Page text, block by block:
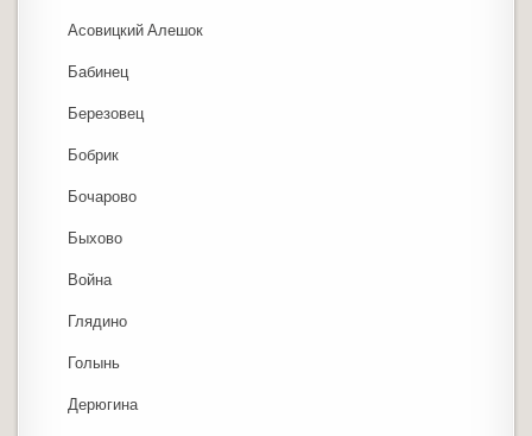
Асовицкий Алешок
Бабинец
Березовец
Бобрик
Бочарово
Быхово
Война
Глядино
Голынь
Дерюгина